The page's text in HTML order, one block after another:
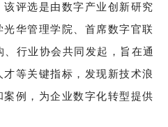
评选是由数字产业创新研究
华管理学院、首席数字官联
行业协会共同发起，旨在通
等关键指标，发现新技术浪
例，为企业数字化转型提供